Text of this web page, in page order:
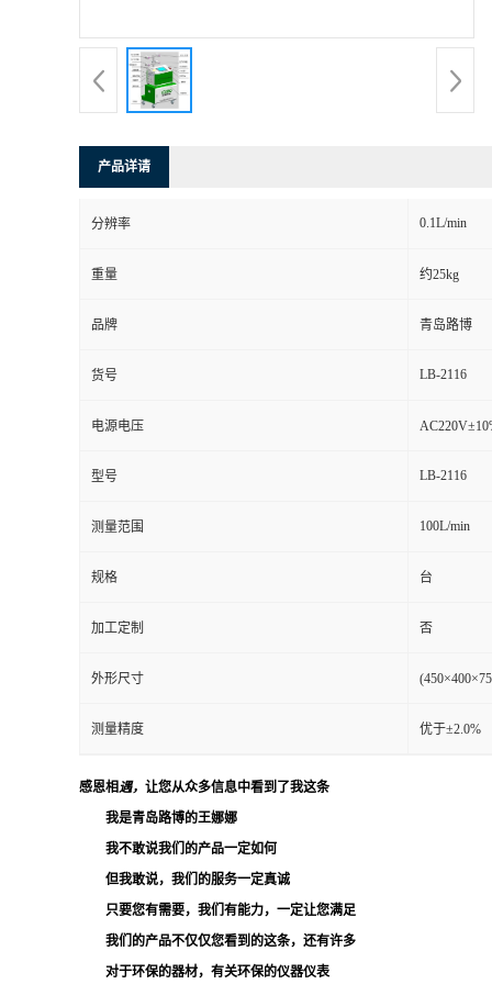
产品详请
分辨率 0.1L/min
重量 约25kg
品牌 青岛路博
货号 LB-2116
电源电压
型号 LB-2116
测量范围 100L/min
规格 台
加工定制 否
外形尺寸
测量精度 优于±2.0%
感恩相遇， 让您从众多信息中看到了我这条
我是青岛路博的王娜娜
我不敢说我们的产品一定如何
但我敢说，我们的服务一定真诚
只要您有需要，我们有能力，一定让您满足
我们的产品不仅仅您看到的这条，还有许多
对于环保的器材，有关环保的仪器仪表